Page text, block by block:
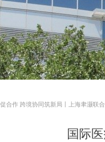
国际
合作 跨境协同筑新局丨上海聿灏联